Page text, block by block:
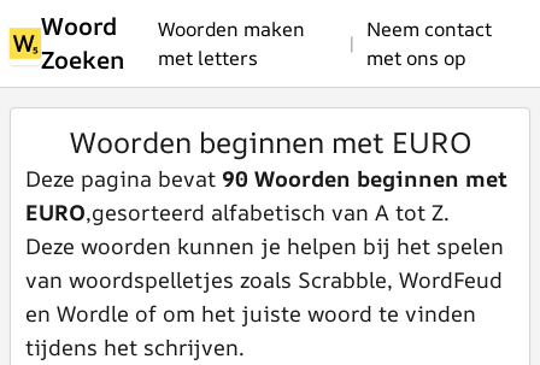
Woord
Zoeken
Woorden maken
met letters
|
Neem contact
met ons op
Woorden beginnen met EURO
Deze pagina bevat 90 Woorden beginnen met
EURO,gesorteerd alfabetisch van A tot Z.
Deze woorden kunnen je helpen bij het spelen
van woordspelletjes zoals Scrabble, WordFeud
en Wordle of om het juiste woord te vinden
tijdens het schrijven.